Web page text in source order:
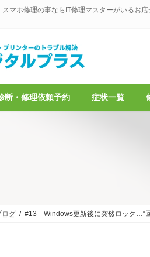
マホ修理の事ならIT修理マスターがいるお
断・修理依頼予約 症状一覧
ログ #13 Windows更新後に突然ロック…“